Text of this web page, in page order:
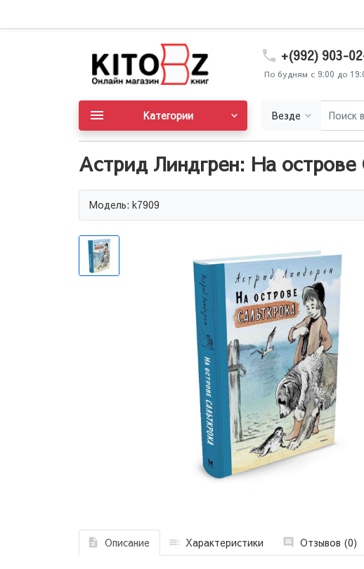
+(992) 903-
По будням с 9:00 до
Везде
Категории
Астрид Линдгрен: На острове
Модель: k7909
Описание Характеристики Отзывов (0)